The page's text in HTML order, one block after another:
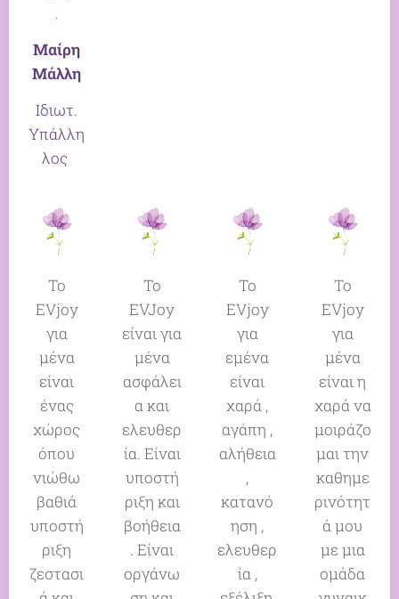
.
Μαίρη
Μάλλη
Ιδιωτ.
Υπάλλη
λος
Το
EVjoy
για
μένα
είναι
ένας
χώρος
όπου
νιώθω
βαθιά
υποστή
ριξη
ζεστασι
Το
EVJoy
είναι για
μένα
ασφάλει
α και
ελευθερ
ία. Είναι
υποστή
ριξη και
βοήθεια
. Είναι
οργάνω
Το
EVjoy
για
εμένα
είναι
χαρά ,
αγάπη ,
αλήθεια
,
κατανό
ηση ,
ελευθερ
ία ,
Το
EVjoy
για
μένα
είναι η
χαρά να
μοιράζο
μαι την
καθημε
ρινότητ
ά μου
με μια
ομάδα